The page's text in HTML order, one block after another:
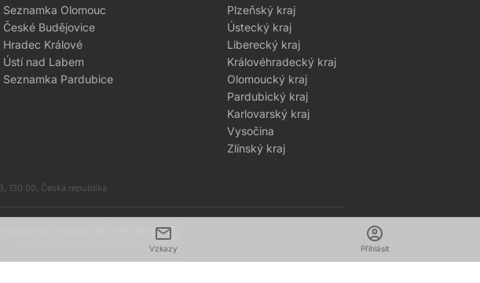
mail
Vzkazy
account_circle
Přihlásit
Seznamka Olomouc
České Budějovice
Hradec Králové
Ústí nad Labem
Seznamka Pardubice
Plzeňský kraj
Ústecký kraj
Liberecký kraj
Královéhradecký kraj
Olomoucký kraj
Pardubický kraj
Karlovarský kraj
Vysočina
Zlínský kraj
130 00, Česká republika
Seznamka Známost © 2001–2026 dark_mode